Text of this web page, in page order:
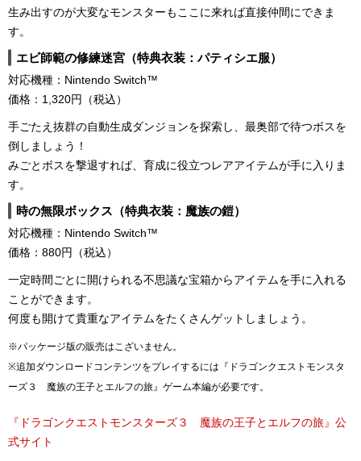
生み出すのが大変なモンスターもここに来れば直接仲間にできま
す。
エビ師範の修練迷宮（特典衣装：パティシエ服）
対応機種：Nintendo Switch™
価格：1,320円（税込）
手ごたえ抜群の自動生成ダンジョンを探索し、最奥部で待つボスを
倒しましょう！
みごとボスを撃退すれば、育成に役立つレアアイテムが手に入りま
す。
時の無限ボックス（特典衣装：魔族の鎧）
対応機種：Nintendo Switch™
価格：880円（税込）
一定時間ごとに開けられる不思議な宝箱からアイテムを手に入れる
ことができます。
何度も開けて貴重なアイテムをたくさんゲットしましょう。
※パッケージ版の販売はこざいません。
※追加ダウンロードコンテンツをプレイするには『ドラゴンクエストモンスタ
ーズ３ 魔族の王子とエルフの旅』ゲーム本編が必要です。
『ドラゴンクエストモンスターズ３ 魔族の王子とエルフの旅』公
式サイト